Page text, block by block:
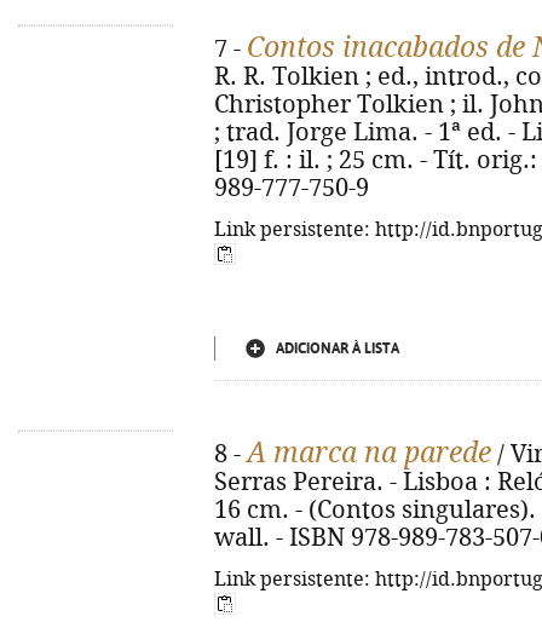
7 - Contos inacabados
R. R. Tolkien ; ed., introd.,
Christopher Tolkien ; il.
; trad. Jorge Lima. - 1ª ed. -
[19] f. : il. ; 25 cm. - Tít.
989-777-750-9
Link persistente: http://
ADICIONAR À LISTA
8 -A marca na parede /
Serras Pereira. - Lisboa :
16 cm. - (Contos
wall. - ISBN 978-989-783-
Link persistente: http://